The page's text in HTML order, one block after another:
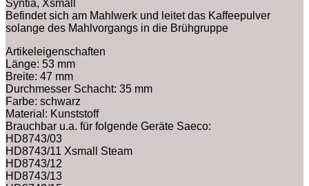
Syntia, Xsmall
Befindet sich am Mahlwerk und leitet das Kaffeepulver
solange des Mahlvorgangs in die Brühgruppe
Artikeleigenschaften
Länge: 53 mm
Breite: 47 mm
Durchmesser Schacht: 35 mm
Farbe: schwarz
Material: Kunststoff
Brauchbar u.a. für folgende Geräte Saeco:
HD8743/03
HD8743/11 Xsmall Steam
HD8743/12
HD8743/13